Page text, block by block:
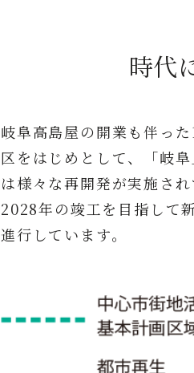
時代
岐阜高島屋の開業も伴っ
区をはじめとして、「岐
は様々な再開発が実施さ
2028年の竣工を目指して
進行しています。